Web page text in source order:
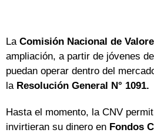
La Comisión Nacional de
ampliación, a partir de jóvenes
puedan operar dentro del
laResolución General N° 1091.
Hasta el momento, la CNV
invirtieran su dinero en Fondos